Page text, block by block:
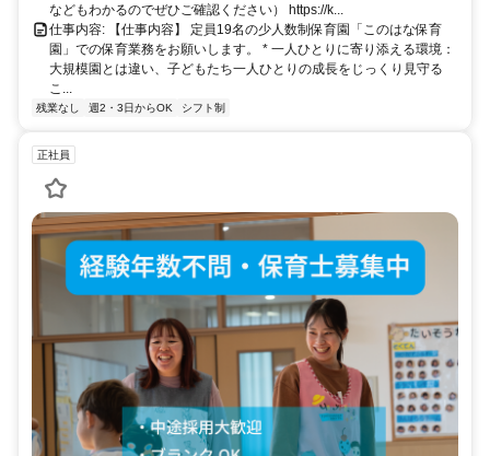
などもわかるのでぜひご確認ください） https://k...
仕事内容: 【仕事内容】 定員19名の少人数制保育園「このはな保育
園」での保育業務をお願いします。 * 一人ひとりに寄り添える環境：
大規模園とは違い、子どもたち一人ひとりの成長をじっくり見守る
こ...
残業なし 週2・3日からOK シフト制
正社員